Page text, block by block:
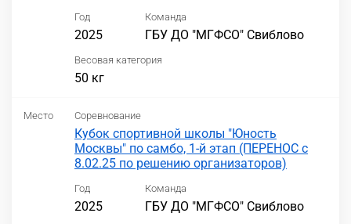
Год
2025
Команда
ГБУ ДО "МГФСО" Свиблово
Весовая категория
50 кг
Место Соревнование
Кубок спортивной школы "Юность
Москвы" по самбо, 1-й этап (ПЕРЕНОС с
8.02.25 по решению организаторов)
Год
2025
Команда
ГБУ ДО "МГФСО" Свиблово